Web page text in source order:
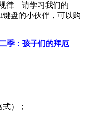
律，请学习我们的
键盘的小伙伴，可以购
季：孩子们的拜厄
）；